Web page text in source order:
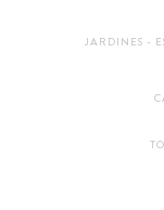
JARDINES -